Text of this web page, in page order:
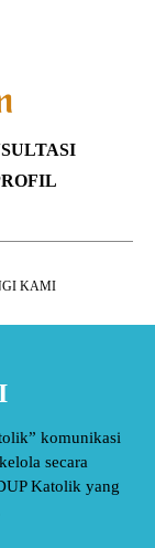
KAMI
komunikasi
secara
Katolik yang